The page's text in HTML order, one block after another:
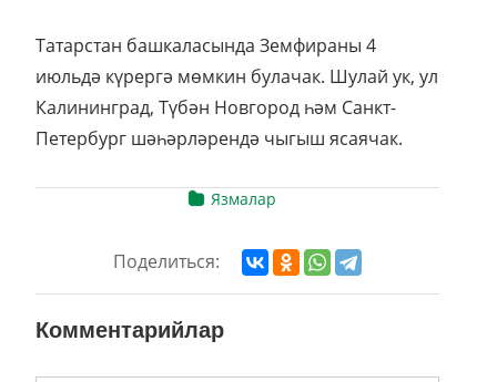
Татарстан башкаласында Земфираны 4
июльдә күрергә мөмкин булачак. Шулай ук, ул
Калининград, Түбән Новгород һәм Санкт-
Петербург шәһәрләрендә чыгыш ясаячак.
Язмалар
Поделиться:
Комментарийлар